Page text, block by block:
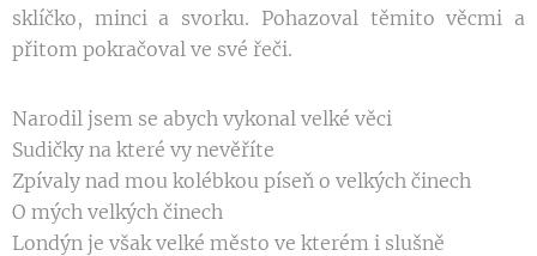
sklíčko, minci a svorku. Pohazoval těmito věcmi a
přitom pokračoval ve své řeči.
Narodil jsem se abych vykonal velké věci
Sudičky na které vy nevěříte
Zpívaly nad mou kolébkou píseň o velkých činech
O mých velkých činech
Londýn je však velké město ve kterém i slušně